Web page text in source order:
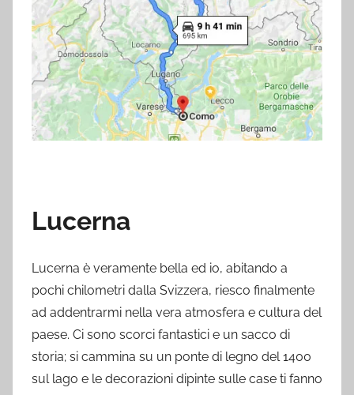
Lucerna
Lucerna è veramente bella ed io, abitando a
pochi chilometri dalla Svizzera, riesco finalmente
ad addentrarmi nella vera atmosfera e cultura del
paese. Ci sono scorci fantastici e un sacco di
storia; si cammina su un ponte di legno del 1400
sul lago e le decorazioni dipinte sulle case ti fanno